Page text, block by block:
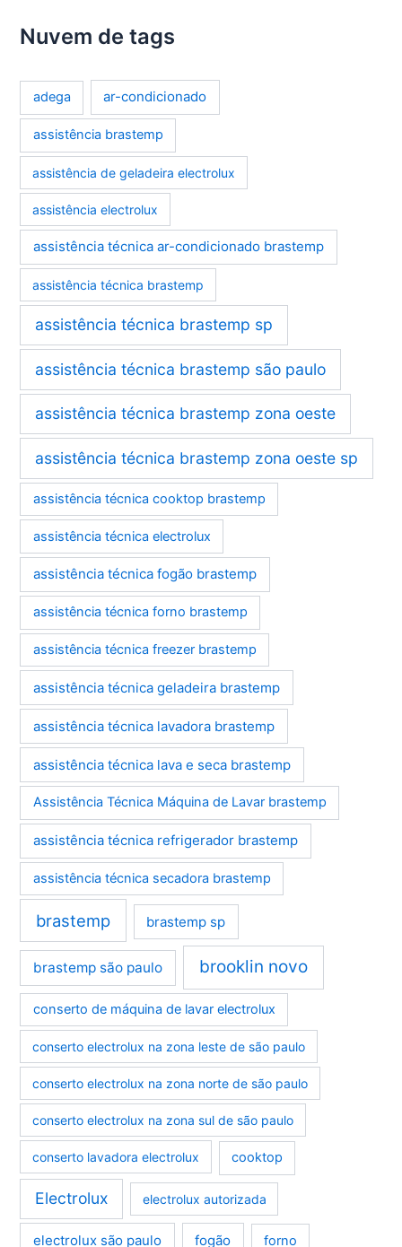
Nuvem de tags
adega ar-condicionado
assistência brastemp
assistência de geladeira electrolux
assistência electrolux
assistência técnica ar-condicionado brastemp
assistência técnica brastemp
assistência técnica brastemp sp
assistência técnica brastemp são paulo
assistência técnica brastemp zona oeste
assistência técnica brastemp zona oeste sp
assistência técnica cooktop brastemp
assistência técnica electrolux
assistência técnica fogão brastemp
assistência técnica forno brastemp
assistência técnica freezer brastemp
assistência técnica geladeira brastemp
assistência técnica lavadora brastemp
assistência técnica lava e seca brastemp
Assistência Técnica Máquina de Lavar brastemp
assistência técnica refrigerador brastemp
assistência técnica secadora brastemp
brastemp brastemp sp
brastemp são paulo brooklin novo
conserto de máquina de lavar electrolux
conserto electrolux na zona leste de são paulo
conserto electrolux na zona norte de são paulo
conserto electrolux na zona sul de são paulo
conserto lavadora electrolux cooktop
Electrolux electrolux autorizada
electrolux são paulo fogão forno